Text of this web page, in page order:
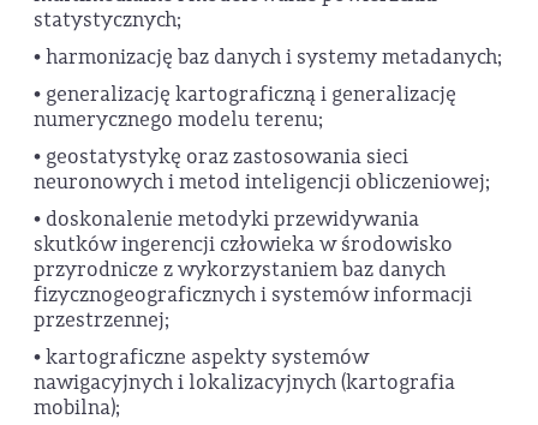
statystycznych;
• harmonizację baz danych i systemy metadanych;
• generalizację kartograficzną i generalizację
numerycznego modelu terenu;
• geostatystykę oraz zastosowania sieci
neuronowych i metod inteligencji obliczeniowej;
• doskonalenie metodyki przewidywania
skutków ingerencji człowieka w środowisko
przyrodnicze z wykorzystaniem baz danych
fizycznogeograficznych i systemów informacji
przestrzennej;
• kartograficzne aspekty systemów
nawigacyjnych i lokalizacyjnych (kartografia
mobilna);